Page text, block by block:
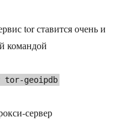
tor ставится очень и
командой
geoipdb
сервер